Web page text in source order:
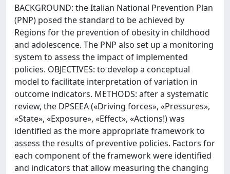
BACKGROUND: the Italian National Prevention Plan
(PNP) posed the standard to be achieved by
Regions for the prevention of obesity in childhood
and adolescence. The PNP also set up a monitoring
system to assess the impact of implemented
policies. OBJECTIVES: to develop a conceptual
model to facilitate interpretation of variation in
outcome indicators. METHODS: after a systematic
review, the DPSEEA («Driving forces», «Pressures»,
«State», «Exposure», «Effect», «Actions!) was
identified as the more appropriate framework to
assess the results of preventive policies. Factors for
each component of the framework were identified
and indicators that allow measuring the changing